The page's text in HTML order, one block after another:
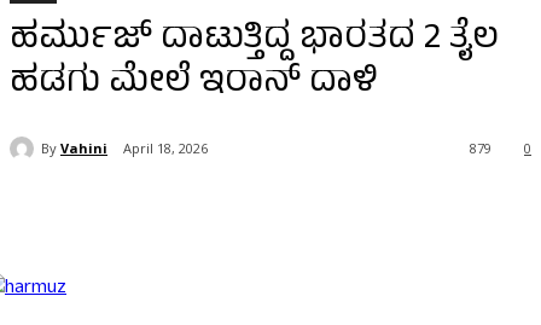
ಹರ್ಮುಜ್ ದಾಟುತ್ತಿದ್ದ ಭಾರತದ 2 ತೈಲ
ಹಡಗು ಮೇಲೆ ಇರಾನ್ ದಾಳಿ
By Vahini April 18, 2026 0
879